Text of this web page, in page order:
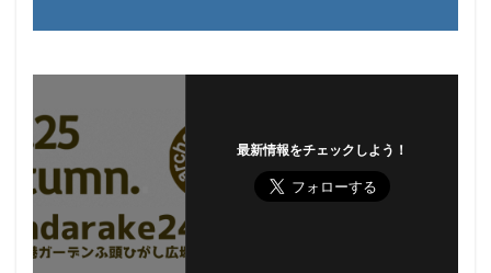
最新情報をチェックしよう！